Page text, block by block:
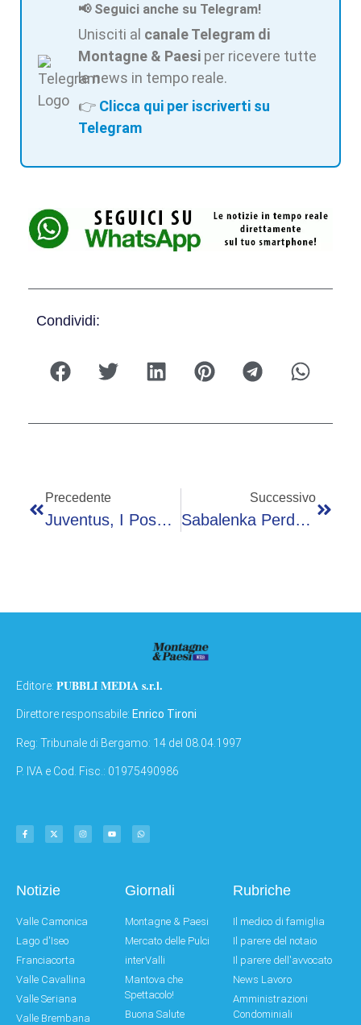
📢 Seguici anche su Telegram!
Unisciti al canale Telegram di
Montagne & Paesi per ricevere tutte
le news in tempo reale.
👉 Clicca qui per iscriverti su
Telegram
Condividi:
Precedente
Juventus, I Possibili Sostituti Di Vlahovic: Kolo Muani In Pole
Successivo
Sabalenka Perde E Litiga Con Allenatore A Roland Garros
Editore: PUBBLI MEDIA s.r.l.
Direttore responsabile: Enrico Tironi
Reg: Tribunale di Bergamo: 14 del 08.04.1997
P. IVA e Cod. Fisc.: 01975490986
Notizie
Valle Camonica
Lago d'Iseo
Franciacorta
Valle Cavallina
Valle Seriana
Valle Brembana
Giornali
Montagne & Paesi
Mercato delle Pulci
interValli
Mantova che
Spettacolo!
Buona Salute
Rubriche
Il medico di famiglia
Il parere del notaio
Il parere dell'avvocato
News Lavoro
Amministrazioni
Condominiali